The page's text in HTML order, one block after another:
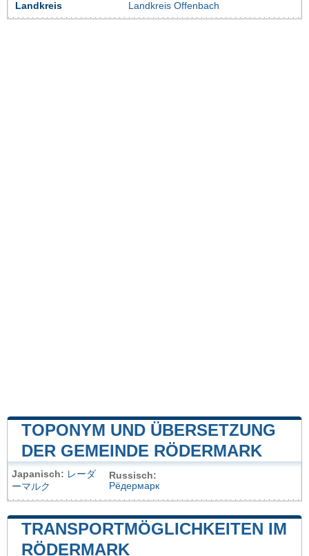
Landkreis Landkreis Offenbach
TOPONYM UND ÜBERSETZUNG
DER GEMEINDE RÖDERMARK
Japanisch: レーダ
ーマルク
Russisch:
Рёдермарк
TRANSPORTMÖGLICHKEITEN IM
RÖDERMARK